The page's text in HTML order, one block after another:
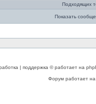
Подходящих
Показать
| поддержка © работает на
Форум работает